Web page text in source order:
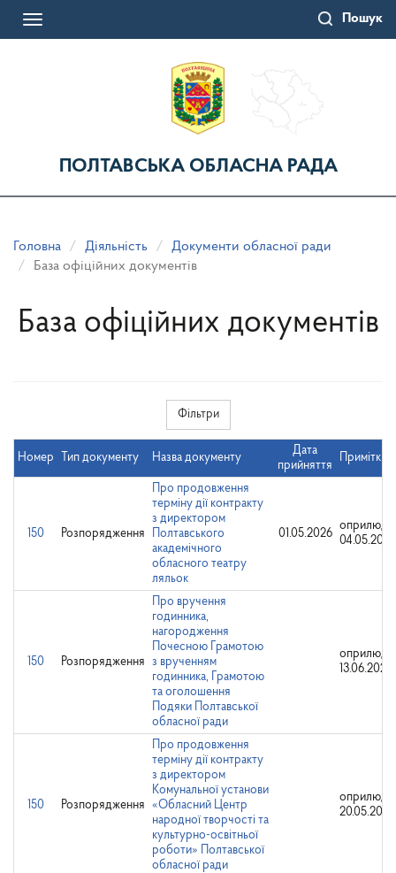
Пошук
Toggle
ПОЛТАВСЬКА ОБЛАСНА РАДА
Головна Діяльність
Документи обласної ради
База офіційних документів
База офіційних документів
Фільтри
Номер Тип документу Назва документу
Дата
прийняття
Примітки
150 Розпорядження
Про продовження
терміну дії контракту
з директором
Полтавського
академічного
обласного театру
ляльок
01.05.2026
04.05.2026
150 Розпорядження
Про вручення
годинника,
нагородження
Почесною Грамотою
з врученням
годинника, Грамотою
та оголошення
Подяки Полтавської
обласної ради
13.06.2025
150 Розпорядження
Про продовження
терміну дії контракту
з директором
Комунальної установи
«Обласний Центр
народної творчості та
культурно-освітньої
роботи» Полтавської
обласної ради
20.05.2024